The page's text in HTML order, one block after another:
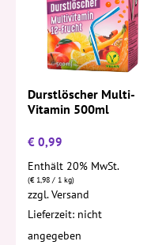
Durstlöscher Multi-
Vitamin 500ml
€ 0,99
Enthält 20% MwSt.
(€1,98 / 1 kg)
zzgl.Versand
Lieferzeit: nicht
angegeben